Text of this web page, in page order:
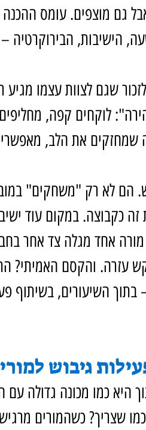
גם מוצפים. עומס
הישיבות, הבירוקרטיה –
שגם לצוות עצמו
לוקחים קפה,
שמחזקים את הלב,
הם לא רק "משחקים"
זה כקבוצה. במקום עוד
מורה אחד מגלה צד אחר
עזרה. והקסם האמיתי?
השיעורים, בשיתוף
גיבוש
היא כמו מכונה גדולה עם
שצריך? כשהמורים